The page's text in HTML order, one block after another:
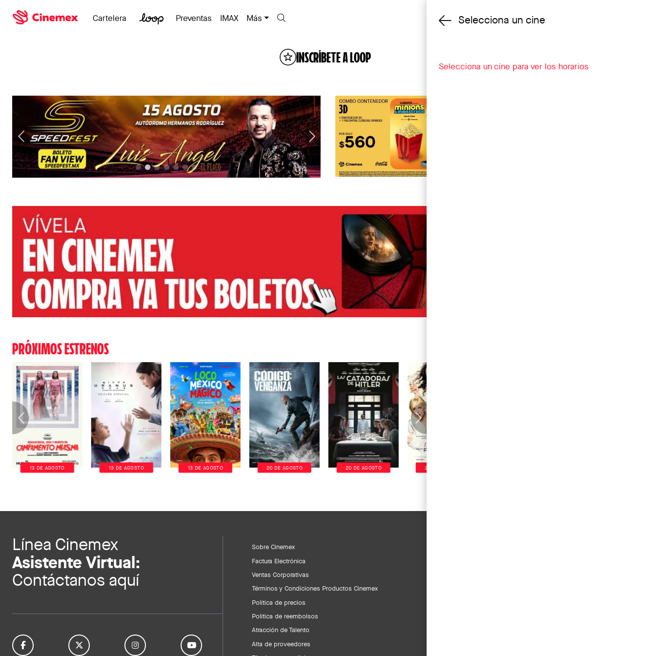
Cambiar cine
Cartelera Preventas IMAX Más
INSCRÍBETE A LOOP
PRÓXIMOS ESTRENOS
13 DE AGOSTO 13 DE AGOSTO 13 DE AGOSTO 20 DE AGOSTO 20 DE AGOSTO 20 DE AGOSTO
Línea Cinemex
Asistente Virtual:
Contáctanos aquí
Sobre Cinemex
Factura Electrónica
Ventas Corporativas
Términos y Condiciones Productos Cinemex
Política de precios
Política de reembolsos
Atracción de Talento
Alta de proveedores
Selecciona un cine
Selecciona un cine para ver los horarios